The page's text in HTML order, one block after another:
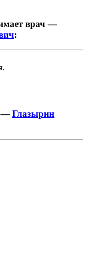
врач —
:
.
—Глазырин